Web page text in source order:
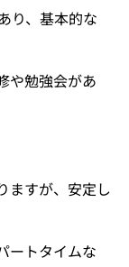
り、基本的な
や勉強会があ
ますが、安定し
ートタイムな